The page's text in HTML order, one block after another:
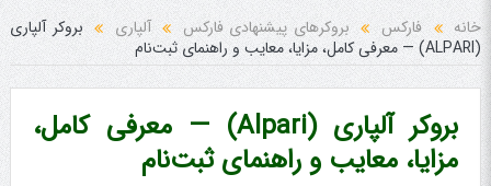
تشخیص دهیم ؟
هشدار در مورد خرید استراتژی ها و پکیج آموزش
باینری آپشن
خانه فارکس بروکرهای پیشنهادی فارکس آلپاری
بروکر آلپاری
(ALPARI) — معرفی کامل، مزایا، معایب و راهنمای ثبت‌نام
بروکر آلپاری (Alpari) — معرفی کامل،
مزایا، معایب و راهنمای ثبت‌نام